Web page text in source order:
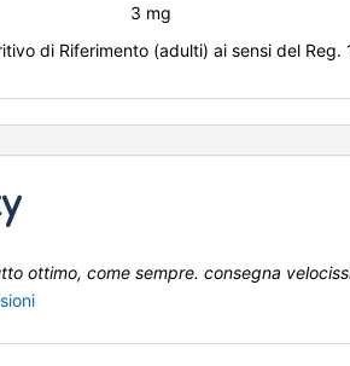
3 mg
di Riferimento (adulti) ai sensi del Reg.
ottimo, come sempre. consegna